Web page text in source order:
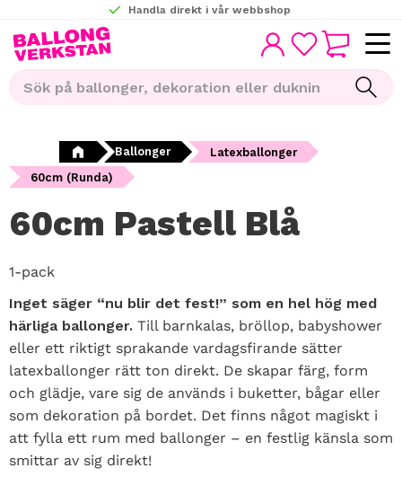
Meny
Handla direkt i vår webbshop
FAVORITER
KUNDVAGN
Ballonger
Latexballonger
60cm (Runda)
60cm Pastell Blå
1-pack
Inget säger “nu blir det fest!” som en hel hög med
härliga ballonger. Till barnkalas, bröllop, babyshower
eller ett riktigt sprakande vardagsfirande sätter
latexballonger rätt ton direkt. De skapar färg, form
och glädje, vare sig de används i buketter, bågar eller
som dekoration på bordet. Det finns något magiskt i
att fylla ett rum med ballonger – en festlig känsla som
smittar av sig direkt!